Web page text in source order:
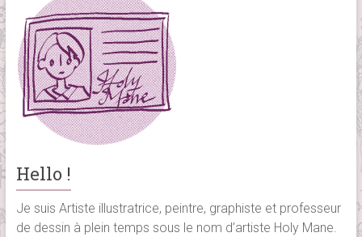
Hello !
Je suis Artiste illustratrice, peintre, graphiste et professeur
de dessin à plein temps sous le nom d’artiste Holy Mane.